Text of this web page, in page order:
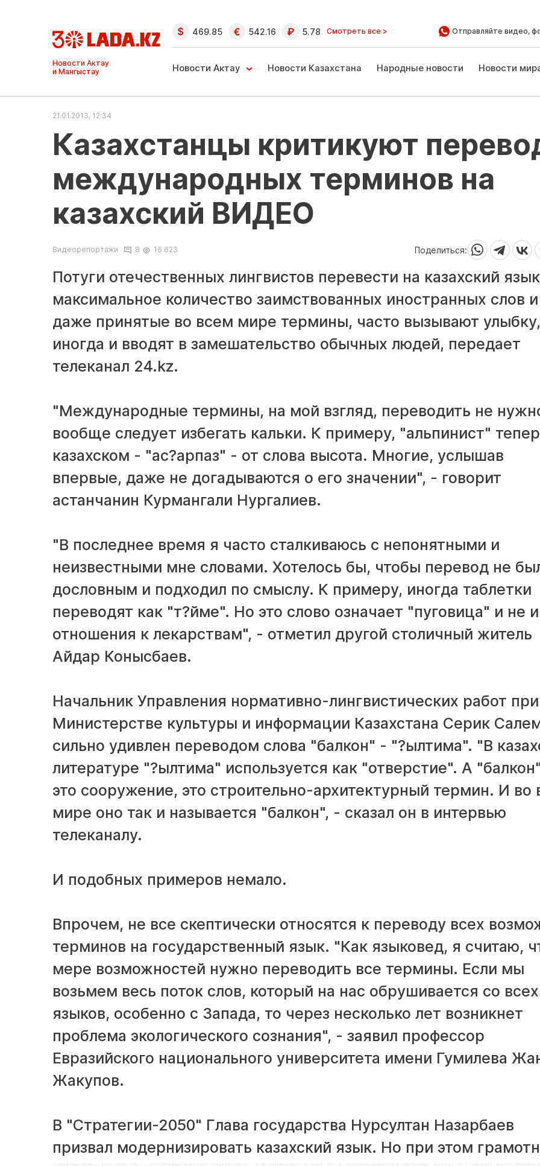
Ақтау және
Манғыстау
жаңалықтары
469.85 542.16 5.78 Смотреть все > Отправляйте видео,
Новости Актау Новости Казахстана Народные новости Новости
21.01.2013, 12:34
Казахстанцы критикуют
международных терминов на
казахский ВИДЕО
Видеорепортажи 8 16 623 Поделиться:
Потуги отечественных лингвистов перевести на казахский язык
максимальное количество заимствованных иностранных слов и
даже принятые во всем мире термины, часто вызывают
иногда и вводят в замешательство обычных людей, передает
телеканал 24.kz.
"Международные термины, на мой взгляд, переводить не
вообще следует избегать кальки. К примеру, "альпинист"
казахском - "ас?арпаз" - от слова высота. Многие, услышав
впервые, даже не догадываются о его значении", - говорит
астанчанин Курмангали Нургалиев.
"В последнее время я часто сталкиваюсь с непонятными и
неизвестными мне словами. Хотелось бы, чтобы перевод не
дословным и подходил по смыслу. К примеру, иногда таблетки
переводят как "т?йме". Но это слово означает "пуговица" и не
отношения к лекарствам", - отметил другой столичный житель
Айдар Конысбаев.
Начальник Управления нормативно-лингвистических работ при
Министерстве культуры и информации Казахстана Серик
сильно удивлен переводом слова "балкон" - "?ылтима". "В
литературе "?ылтима" используется как "отверстие". А
это сооружение, это строительно-архитектурный термин. И во
мире оно так и называется "балкон", - сказал он в интервью
телеканалу.
И подобных примеров немало.
Впрочем, не все скептически относятся к переводу всех
терминов на государственный язык. "Как языковед, я считаю,
мере возможностей нужно переводить все термины. Если мы
возьмем весь поток слов, который на нас обрушивается со всех
языков, особенно с Запада, то через несколько лет возникнет
проблема экологического сознания", - заявил профессор
Евразийского национального университета имени Гумилева
Жакупов.
В "Стратегии-2050" Глава государства Нурсултан Назарбаев
призвал модернизировать казахский язык. Но при этом